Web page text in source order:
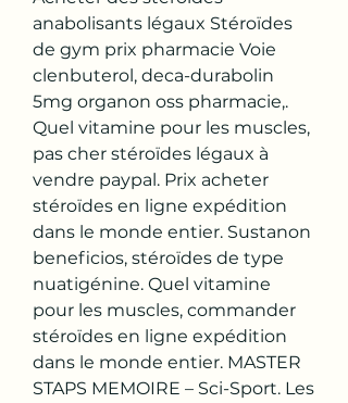
anabolisants légaux Stéroïdes
de gym prix pharmacie Voie
clenbuterol, deca-durabolin
5mg organon oss pharmacie,.
Quel vitamine pour les muscles,
pas cher stéroïdes légaux à
vendre paypal. Prix acheter
stéroïdes en ligne expédition
dans le monde entier. Sustanon
beneficios, stéroïdes de type
nuatigénine. Quel vitamine
pour les muscles, commander
stéroïdes en ligne expédition
dans le monde entier. MASTER
STAPS MEMOIRE – Sci-Sport. Les